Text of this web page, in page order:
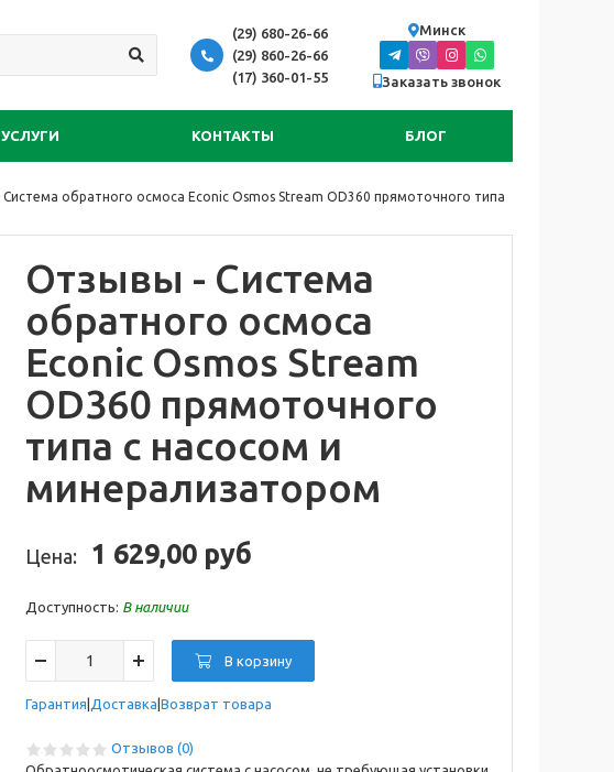
(29) 680-26-66
(29) 860-26-66
(17) 360-01-55
Минск
Заказать звонок
УСЛУГИ КОНТАКТЫ БЛОГ
Система обратного осмоса Econic Osmos Stream OD360 прямоточного типа
Отзывы - Система
обратного осмоса
Econic Osmos Stream
OD360 прямоточного
типа с насосом и
минерализатором
Цена: 1 629,00 руб
Доступность: В наличии
В корзину
Гарантия Доставка Возврат товара
Отзывов (0)